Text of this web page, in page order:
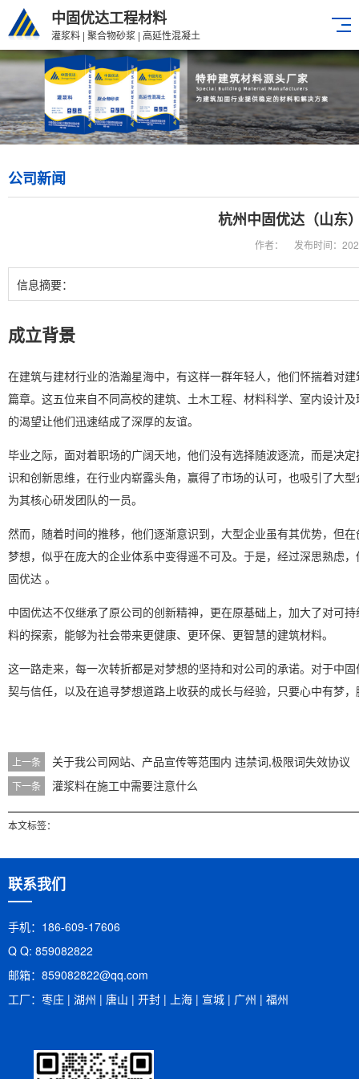
中固优达工程材料
灌浆料 | 聚合物砂浆 | 高延性混凝土
公司新闻
杭州中固优达（山东
作者： 发布时间：
信息摘要：
成立背景
在建筑与建材行业的浩瀚星海中，有这样一群年轻人，他们怀揣着对
篇章。这五位来自不同高校的建筑、土木工程、材料科学、室内设计
的渴望让他们迅速结成了深厚的友谊。
毕业之际，面对着职场的广阔天地，他们没有选择随波逐流，而是决
识和创新思维，在行业内崭露头角，赢得了市场的认可，也吸引了大
为其核心研发团队的一员。
然而，随着时间的推移，他们逐渐意识到，大型企业虽有其优势，但
梦想，似乎在庞大的企业体系中变得遥不可及。于是，经过深思熟
固优达 。
中固优达不仅继承了原公司的创新精神，更在原基础上，加大了对可
料的探索，能够为社会带来更健康、更环保、更智慧的建筑材料。
这一路走来，每一次转折都是对梦想的坚持和对公司的承诺。对于中
契与信任，以及在追寻梦想道路上收获的成长与经验，只要心中有梦
上一条 关于我公司网站、产品宣传等范围内 违禁词,极限词失效协议
下一条 灌浆料在施工中需要注意什么
本文标签：
联系我们
手机：186-609-17606
Q Q: 859082822
邮箱：​859082822@qq.com
工厂：枣庄 | 湖州 | 唐山 | 开封 | 上海 | 宣城 | 广州 | 福州